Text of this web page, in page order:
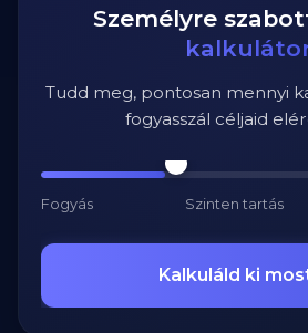
Személyre
Tudd meg, pontosan mennyi
fogyasszál céljaid
Fogyás Szinten tartás
Kalkuláld ki